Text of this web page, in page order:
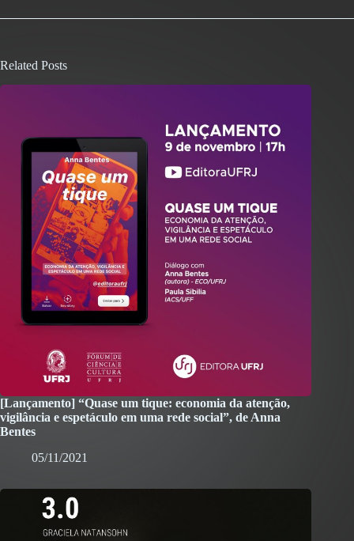
Related Posts
[Lançamento] “Quase um tique: economia da atenção,
vigilância e espetáculo em uma rede social”, de Anna
Bentes
05/11/2021